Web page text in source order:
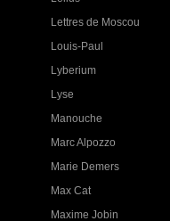
Lettres de Moscou
Louis-Paul
Lyberium
Lyse
Manouche
Marc Alpozzo
Marie Demers
Max Cat
Maxime Jobin